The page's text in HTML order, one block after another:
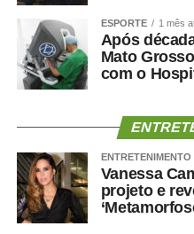
iniciou um mutirão de
videolaparoscopia, com
para reduzir a fila de
(SUS).
Outra ação inédita colocou
cenário nacional. O HMC
de cirurgias reparadoras
elétricas decorrentes de
se a única unidade do país
voltada exclusivamente
Aproximadamente 20
ESPORTE 1 mês
Após
Mato
com o
ENTRETENIMENTO
Vanessa
projeto e